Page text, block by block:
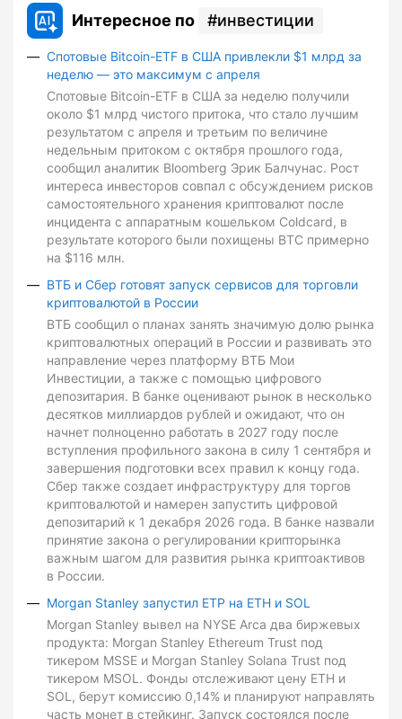
Интересное по инвестиции
Спотовые Bitcoin-ETF в США привлекли $1 млрд за
неделю — это максимум с апреля
Спотовые Bitcoin-ETF в США за неделю получили
около $1 млрд чистого притока, что стало лучшим
результатом с апреля и третьим по величине
недельным притоком с октября прошлого года,
сообщил аналитик Bloomberg Эрик Балчунас. Рост
интереса инвесторов совпал с обсуждением рисков
самостоятельного хранения криптовалют после
инцидента с аппаратным кошельком Coldcard, в
результате которого были похищены BTC примерно
на $116 млн.
ВТБ и Сбер готовят запуск сервисов для торговли
криптовалютой в России
ВТБ сообщил о планах занять значимую долю рынка
криптовалютных операций в России и развивать это
направление через платформу ВТБ Мои
Инвестиции, а также с помощью цифрового
депозитария. В банке оценивают рынок в несколько
десятков миллиардов рублей и ожидают, что он
начнет полноценно работать в 2027 году после
вступления профильного закона в силу 1 сентября и
завершения подготовки всех правил к концу года.
Сбер также создает инфраструктуру для торгов
криптовалютой и намерен запустить цифровой
депозитарий к 1 декабря 2026 года. В банке назвали
принятие закона о регулировании крипторынка
важным шагом для развития рынка криптоактивов
в России.
Morgan Stanley запустил ETP на ETH и SOL
Morgan Stanley вывел на NYSE Arca два биржевых
продукта: Morgan Stanley Ethereum Trust под
тикером MSSE и Morgan Stanley Solana Trust под
тикером MSOL. Фонды отслеживают цену ETH и
SOL, берут комиссию 0,14% и планируют направлять
часть монет в стейкинг. Запуск состоялся после